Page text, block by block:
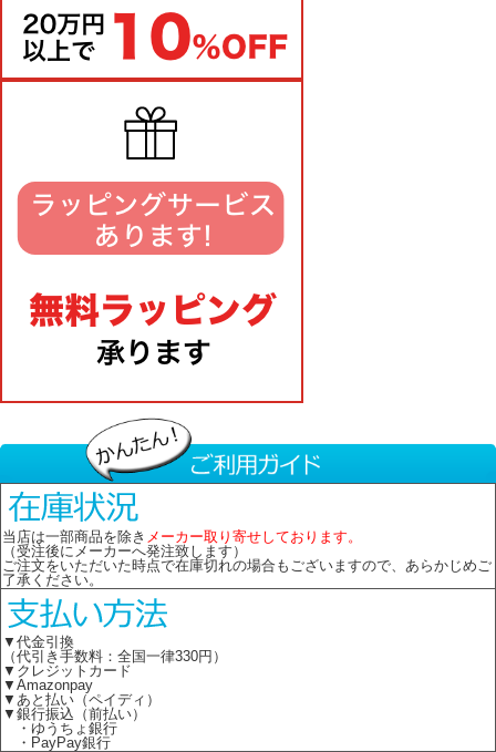
当店は一部商品を除き メーカー取り寄せしております。
（受注後にメーカーへ発注致します）
ご注文をいただいた時点で在庫切れの場合もございますので、あらかじめご
了承ください。
▼代金引換
（代引き手数料：全国一律330円）
▼クレジットカード
▼Amazonpay
▼あと払い（ペイディ）
▼銀行振込（前払い）
・ゆうちょ銀行
・PayPay銀行